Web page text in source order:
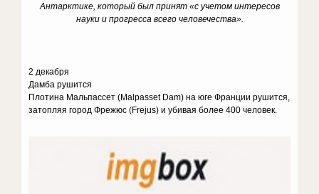
Антарктике, который был принят «с учетом интересов
науки и прогресса всего человечества».
2 декабря
Дамба рушится
Плотина Мальпассет (Malpasset Dam) на юге Франции рушится,
затопляя город Фрежюс (Frejus) и убивая более 400 человек.